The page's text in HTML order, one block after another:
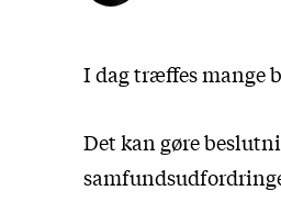
I dag træffes mange
Det kan gøre